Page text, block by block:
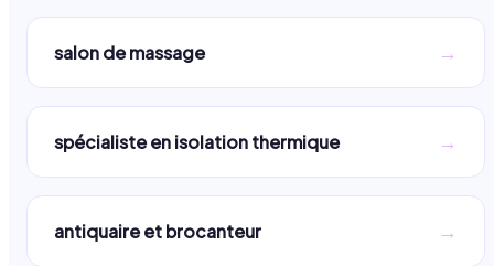
salon de massage →
spécialiste en isolation thermique →
antiquaire et brocanteur →